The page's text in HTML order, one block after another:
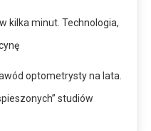
kilka minut. Technologia,
optometrysty na lata.
studiów